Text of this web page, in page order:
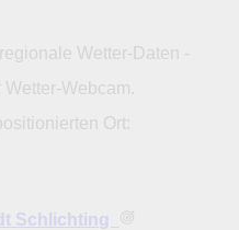
Wetter-Daten -
Webcam.
Ort:
Schlichting